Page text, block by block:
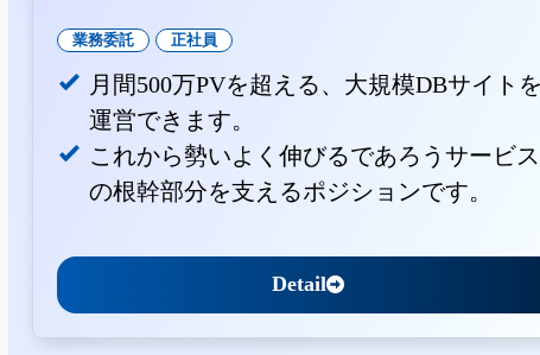
業務委託 正社員
月間500万PVを超える、大規模DBサイトを
運営できます。
これから勢いよく伸びるであろうサービス
の根幹部分を支えるポジションです。
Detail